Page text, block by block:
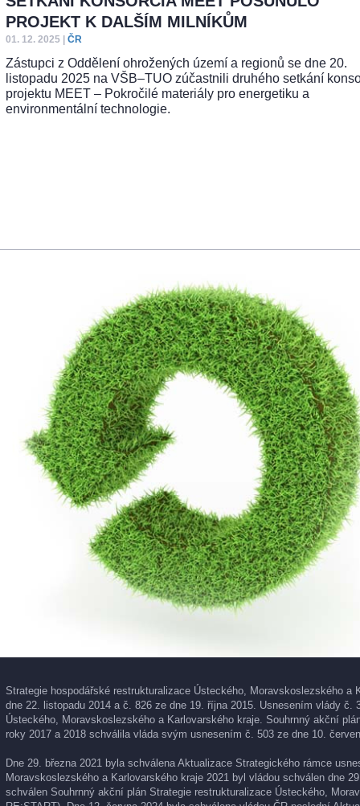
PROJEKT K DALŠÍM MILNÍKŮM
01. 12. 2025 ČR
Zástupci z Oddělení ohrožených území a regionů se dne 20.
listopadu 2025 na VŠB–TUO zúčastnili druhého setkání
projektu MEET – Pokročilé materiály pro energetiku a
environmentální technologie.
Strategie hospodářské restrukturalizace Ústeckého, Moravskoslezského
dne 22. listopadu 2014 a č. 826 ze dne 19. října 2015. Usnesením vlády
Ústeckého, Moravskoslezského a Karlovarského kraje. Souhrnný akční
roky 2017 a 2018 schválila vláda svým usnesením č. 503 ze dne 10.
Dne 29. března 2021 byla schválena Aktualizace Strategického rámce
Moravskoslezského a Karlovarského kraje 2021 byl vládou schválen dne
schválen Souhrnný akční plán Strategie restrukturalizace Ústeckého,